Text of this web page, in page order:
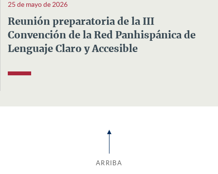
25 de mayo de 2026
Reunión preparatoria de la III
Convención de la Red Panhispánica de
Lenguaje Claro y Accesible
ARRIBA